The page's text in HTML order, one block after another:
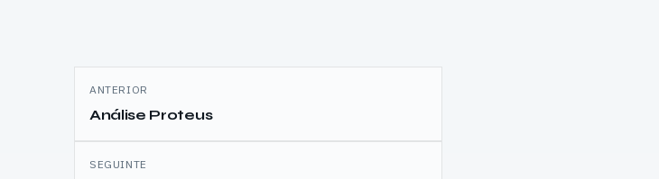
Navegação
de
artigos
ANTERIOR
Análise Proteus
SEGUINTE